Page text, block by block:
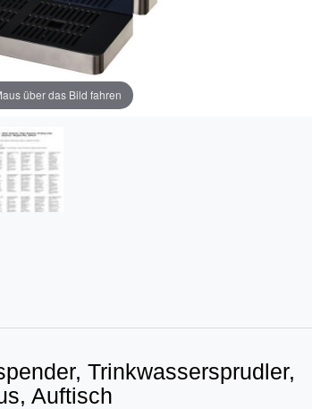
über das Bild fahren
Trinkwassersprudler,
Auftisch